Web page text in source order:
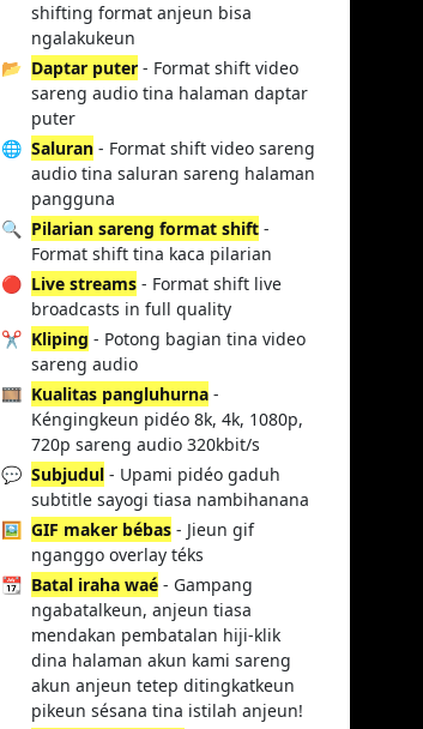
shifting format anjeun bisa
ngalakukeun
📂 Daptar puter - Format shift video
sareng audio tina halaman daptar
puter
🌐 Saluran - Format shift video sareng
audio tina saluran sareng halaman
pangguna
🔍 Pilarian sareng format shift -
Format shift tina kaca pilarian
🔴 Live streams - Format shift live
broadcasts in full quality
✂️ Kliping - Potong bagian tina video
sareng audio
🎞️ Kualitas pangluhurna -
Kéngingkeun pidéo 8k, 4k, 1080p,
720p sareng audio 320kbit/s
💬 Subjudul - Upami pidéo gaduh
subtitle sayogi tiasa nambihanana
🖼️ GIF maker bébas - Jieun gif
nganggo overlay téks
📆 Batal iraha waé - Gampang
ngabatalkeun, anjeun tiasa
mendakan pembatalan hiji-klik
dina halaman akun kami sareng
akun anjeun tetep ditingkatkeun
pikeun sésana tina istilah anjeun!